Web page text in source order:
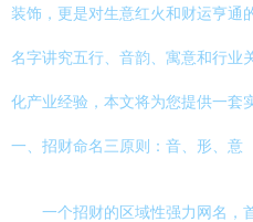
装饰，更是对生意红火和财运亨通
名字讲究五行、音韵、寓意和行业
化产业经验，本文将为您提供一套
一、招财命名三原则：音、形、意
一个招财的区域性强力网名，